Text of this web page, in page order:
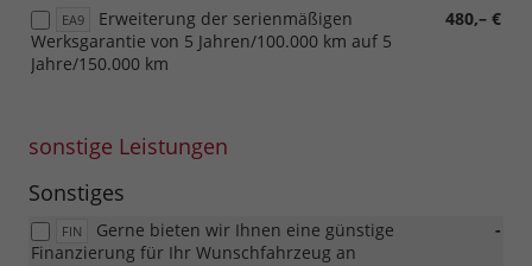
EA9 480,– €
Erweiterung der serienmäßigen
Werksgarantie von 5 Jahren/100.000 km auf 5
Jahre/150.000 km
sonstige Leistungen
Sonstiges
FIN -
Gerne bieten wir Ihnen eine günstige
Finanzierung für Ihr Wunschfahrzeug an